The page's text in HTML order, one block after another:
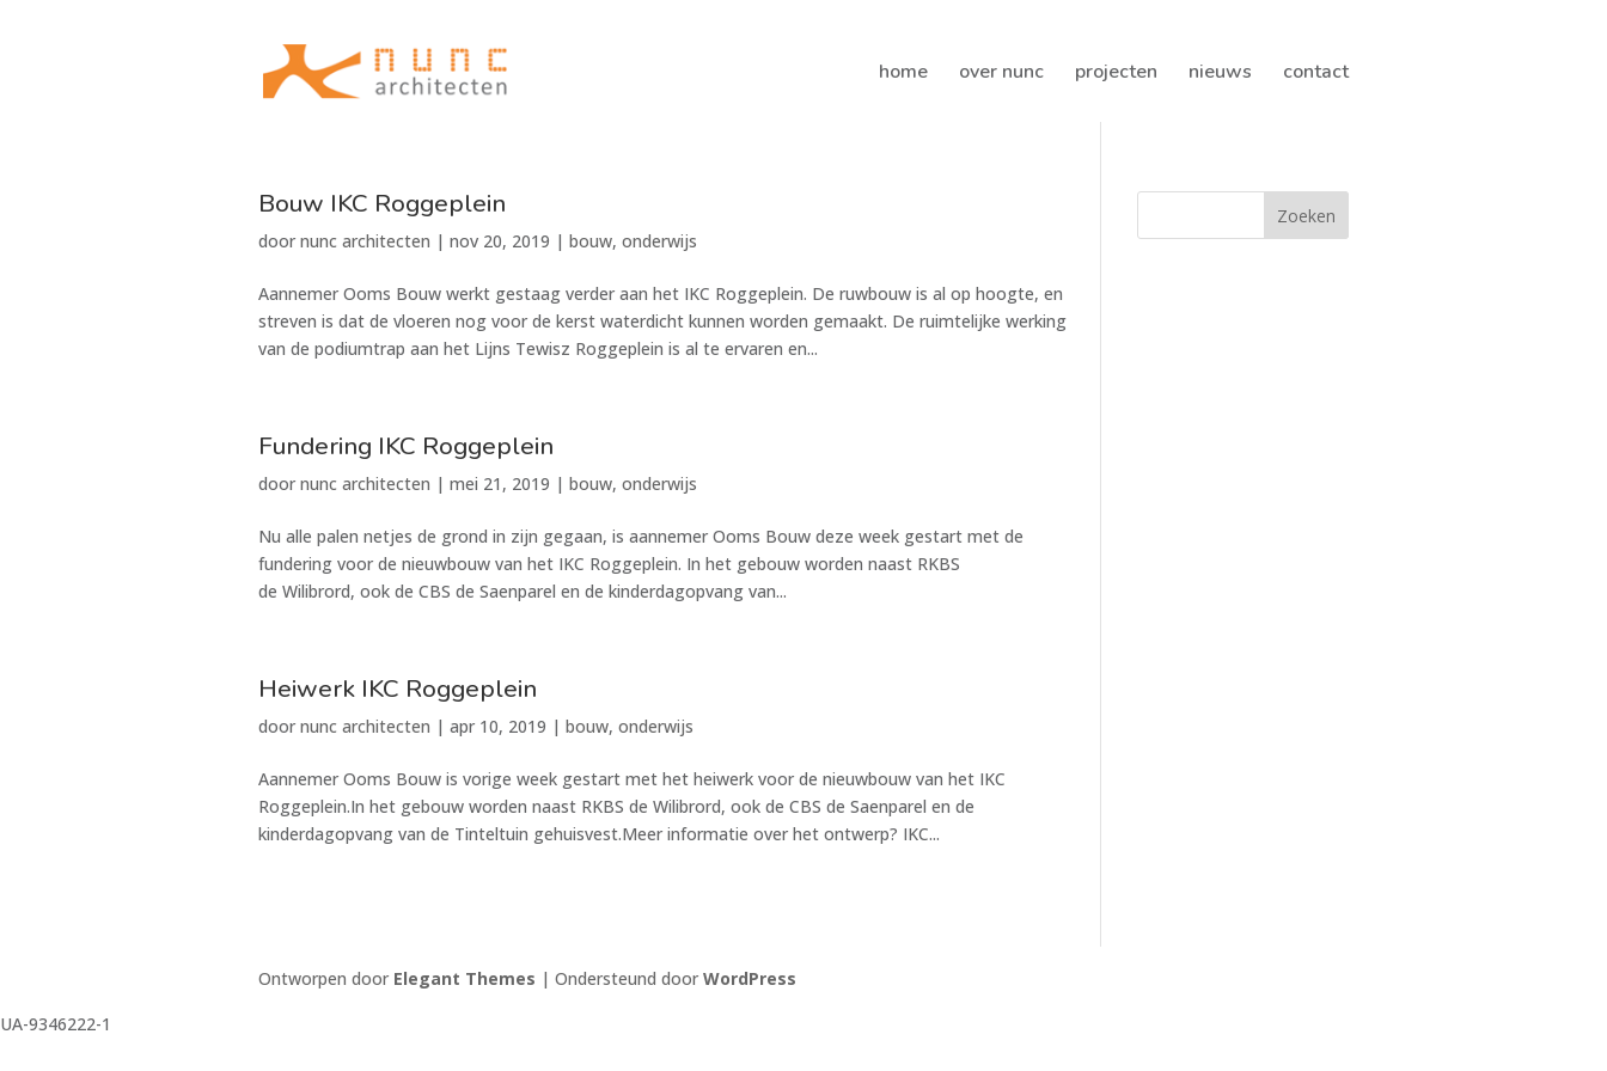
home over nunc projecten nieuws contact
Bouw IKC Roggeplein
door nunc architecten | nov 20, 2019 | bouw, onderwijs
Aannemer Ooms Bouw werkt gestaag verder aan het IKC Roggeplein. De ruwbouw is al op hoogte, en
streven is dat de vloeren nog voor de kerst waterdicht kunnen worden gemaakt. De ruimtelijke werking
van de podiumtrap aan het Lijns Tewisz Roggeplein is al te ervaren en...
Fundering IKC Roggeplein
door nunc architecten | mei 21, 2019 | bouw, onderwijs
Nu alle palen netjes de grond in zijn gegaan, is aannemer Ooms Bouw deze week gestart met de
fundering voor de nieuwbouw van het IKC Roggeplein. In het gebouw worden naast RKBS
de Wilibrord, ook de CBS de Saenparel en de kinderdagopvang van...
Heiwerk IKC Roggeplein
door nunc architecten | apr 10, 2019 | bouw, onderwijs
Aannemer Ooms Bouw is vorige week gestart met het heiwerk voor de nieuwbouw van het IKC
Roggeplein.In het gebouw worden naast RKBS de Wilibrord, ook de CBS de Saenparel en de
kinderdagopvang van de Tinteltuin gehuisvest.Meer informatie over het ontwerp? IKC...
Ontworpen door Elegant Themes | Ondersteund door WordPress
UA-9346222-1